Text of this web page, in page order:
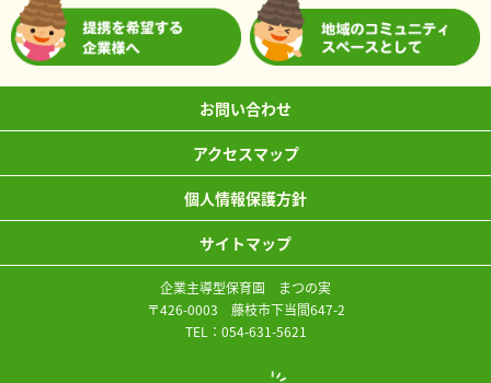
お問い合わせ
アクセスマップ
個人情報保護方針
サイトマップ
企業主導型保育園 まつの実
〒426-0003 藤枝市下当間647-2
TEL： 054-631-5621